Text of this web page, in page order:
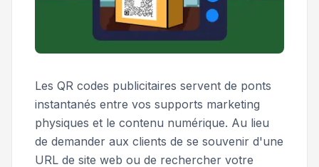
Les QR codes publicitaires servent de ponts
instantanés entre vos supports marketing
physiques et le contenu numérique. Au lieu
de demander aux clients de se souvenir d'une
URL de site web ou de rechercher votre